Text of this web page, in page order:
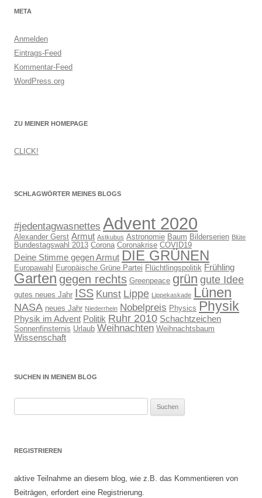
META
Anmelden
Eintrags-Feed
Kommentar-Feed
WordPress.org
ZU MEINER HOMEPAGE
CLICK!
SCHLAGWÖRTER MEINES BLOGS
#jedentagwasnettes Advent 2020
Alexander Gerst Armut Astkubus Astronomie Baum Bilderserien Blüte
Bundestagswahl 2013 Corona Coronakrise COVID19
Deine Stimme gegen Armut DIE GRÜNEN
Europawahl Europäische Grüne Partei Flüchtlingspolitik Frühling
Garten gegen rechts Greenpeace grün gute Idee
gutes neues Jahr ISS Kunst Lippe Lippekaskade Lünen
NASA neues Jahr Niederrhein Nobelpreis Physics Physik
Physik im Advent Politik Ruhr 2010 Schachtzeichen
Sonnenfinsternis Urlaub Weihnachten Weihnachtsbaum
Wissenschaft
SUCHEN IN MEINEM BLOG
REGISTRIEREN
aktive Teilnahme an diesem blog, wie z.B. das Kommentieren von
Beiträgen, erfordert eine Registrierung.